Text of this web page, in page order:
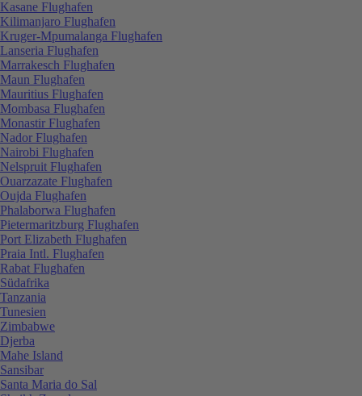
Kasane Flughafen
Kilimanjaro Flughafen
Kruger-Mpumalanga Flughafen
Lanseria Flughafen
Marrakesch Flughafen
Maun Flughafen
Mauritius Flughafen
Mombasa Flughafen
Monastir Flughafen
Nador Flughafen
Nairobi Flughafen
Nelspruit Flughafen
Ouarzazate Flughafen
Oujda Flughafen
Phalaborwa Flughafen
Pietermaritzburg Flughafen
Port Elizabeth Flughafen
Praia Intl. Flughafen
Rabat Flughafen
Südafrika
Tanzania
Tunesien
Zimbabwe
Djerba
Mahe Island
Sansibar
Santa Maria do Sal